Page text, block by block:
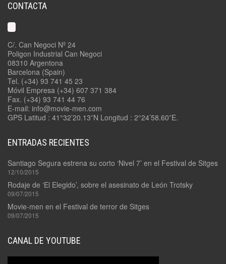
CONTACTA
C/. Can Negoci Nº 24
Poligon Industrial Can Negoci
08310 Argentona
Barcelona (Spain)
Tel. (+34) 93 741 45 23
Móvil Empresa (+34) 607 371 384
Fax. (+34) 93 741 44 76
E-mail: info@movie-men.com
GPS Latitud : 41°32’20.13”N Longitud : 2°24’58.60”E.
ENTRADAS RECIENTES
Santiago Segura estrena su corto ‘Nivel 7’ en el Festival de Sitges
12/10/2015
Rodaje de ‘El Elegido’, sobre el asesinato de León Trotsky
09/07/2015
Movie-men en el Festival de terror de Sitges
09/07/2015
CANAL DE YOUTUBE